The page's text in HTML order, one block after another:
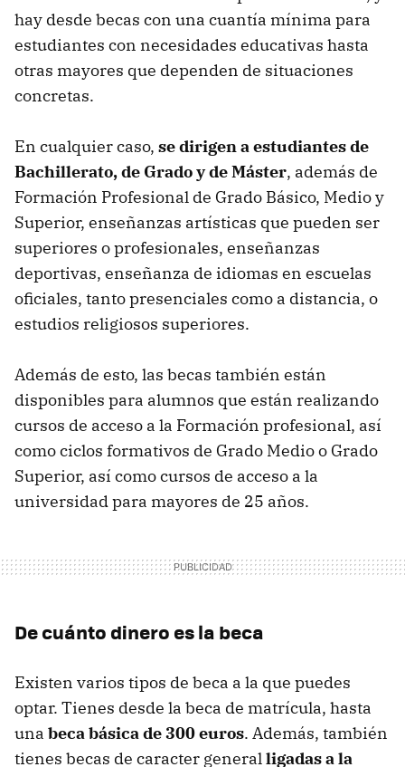
hay desde becas con una cuantía mínima para
estudiantes con necesidades educativas hasta
otras mayores que dependen de situaciones
concretas.
En cualquier caso, se dirigen a estudiantes de
Bachillerato, de Grado y de Máster, además de
Formación Profesional de Grado Básico, Medio y
Superior, enseñanzas artísticas que pueden ser
superiores o profesionales, enseñanzas
deportivas, enseñanza de idiomas en escuelas
oficiales, tanto presenciales como a distancia, o
estudios religiosos superiores.
Además de esto, las becas también están
disponibles para alumnos que están realizando
cursos de acceso a la Formación profesional, así
como ciclos formativos de Grado Medio o Grado
Superior, así como cursos de acceso a la
universidad para mayores de 25 años.
De cuánto dinero es la beca
Existen varios tipos de beca a la que puedes
optar. Tienes desde la beca de matrícula, hasta
una beca básica de 300 euros. Además, también
tienes becas de caracter generalligadas a la